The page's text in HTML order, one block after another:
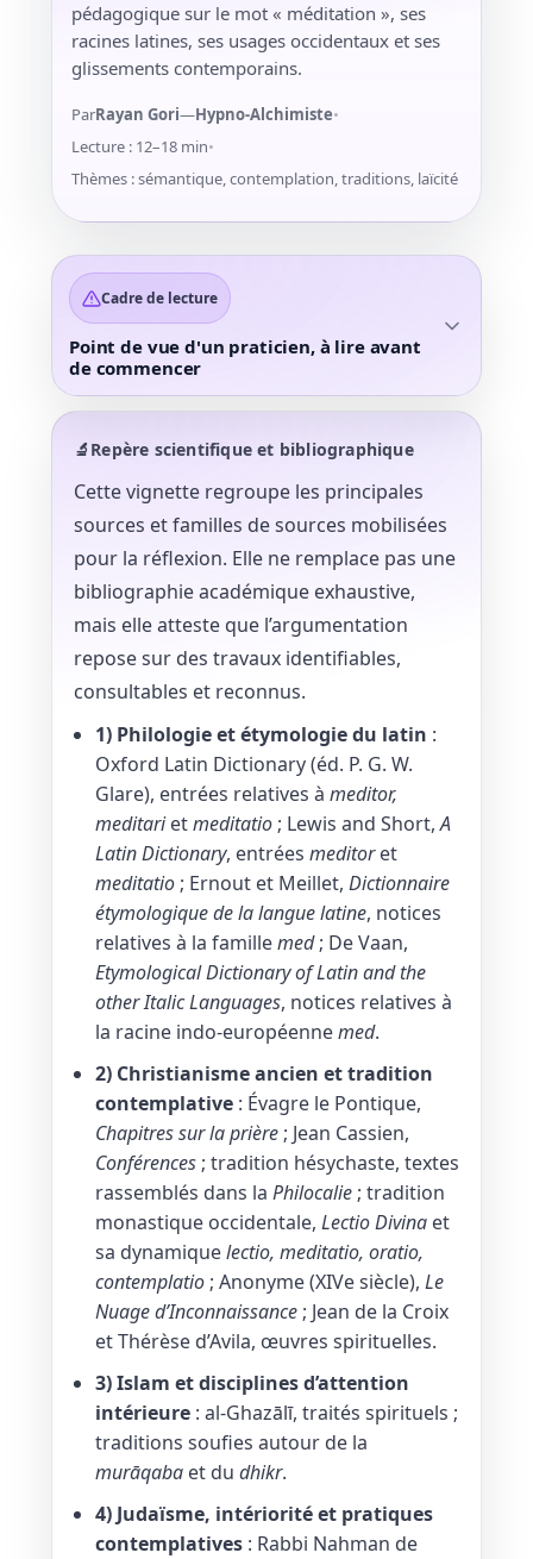
pédagogique sur le mot « méditation », ses
racines latines, ses usages occidentaux et ses
glissements contemporains.
ParRayan Gori—Hypno-Alchimiste•
Lecture : 12–18 min•
Thèmes : sémantique, contemplation, traditions, laïcité
Cadre de lecture
Point de vue d'un praticien, à lire avant
de commencer
🔬Repère scientifique et bibliographique
Cette vignette regroupe les principales
sources et familles de sources mobilisées
pour la réflexion. Elle ne remplace pas une
bibliographie académique exhaustive,
mais elle atteste que l’argumentation
repose sur des travaux identifiables,
consultables et reconnus.
1) Philologie et étymologie du latin :
Oxford Latin Dictionary (éd. P. G. W.
Glare), entrées relatives à meditor,
meditarietmeditatio ; Lewis and Short,A
Latin Dictionary, entrées meditoret
meditatio ; Ernout et Meillet, Dictionnaire
étymologique de la langue latine, notices
relatives à la famillemed; De Vaan,
Etymological Dictionary of Latin and the
other Italic Languages, notices relatives à
la racine indo-européennemed.
2) Christianisme ancien et tradition
contemplative : Évagre le Pontique,
Chapitres sur la prière ; Jean Cassien,
Conférences ; tradition hésychaste, textes
rassemblés dans la Philocalie ; tradition
monastique occidentale, Lectio Divina et
sa dynamiquelectio, meditatio, oratio,
contemplatio ; Anonyme (XIVe siècle), Le
Nuage d’Inconnaissance ; Jean de la Croix
et Thérèse d’Avila, œuvres spirituelles.
3) Islam et disciplines d’attention
intérieure : al-Ghazālī, traités spirituels ;
traditions soufies autour de la
murāqaba et du dhikr.
4) Judaïsme, intériorité et pratiques
contemplatives : Rabbi Nahman de